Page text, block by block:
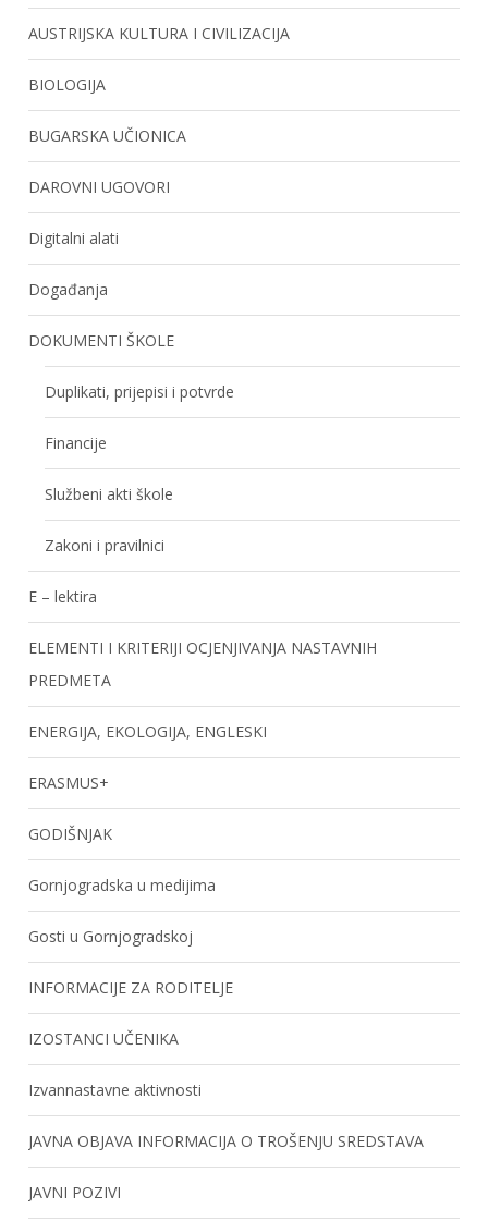
AUSTRIJSKA KULTURA I CIVILIZACIJA
BIOLOGIJA
BUGARSKA UČIONICA
DAROVNI UGOVORI
Digitalni alati
Događanja
DOKUMENTI ŠKOLE
Duplikati, prijepisi i potvrde
Financije
Službeni akti škole
Zakoni i pravilnici
E – lektira
ELEMENTI I KRITERIJI OCJENJIVANJA NASTAVNIH
PREDMETA
ENERGIJA, EKOLOGIJA, ENGLESKI
ERASMUS+
GODIŠNJAK
Gornjogradska u medijima
Gosti u Gornjogradskoj
INFORMACIJE ZA RODITELJE
IZOSTANCI UČENIKA
Izvannastavne aktivnosti
JAVNA OBJAVA INFORMACIJA O TROŠENJU SREDSTAVA
JAVNI POZIVI